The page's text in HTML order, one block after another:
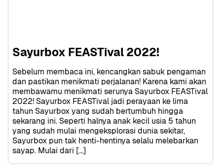
Sayurbox FEASTival 2022!
Sebelum membaca ini, kencangkan sabuk pengaman
dan pastikan menikmati perjalanan! Karena kami akan
membawamu menikmati serunya Sayurbox FEASTival
2022! Sayurbox FEASTival jadi perayaan ke lima
tahun Sayurbox yang sudah bertumbuh hingga
sekarang ini. Seperti halnya anak kecil usia 5 tahun
yang sudah mulai mengeksplorasi dunia sekitar,
Sayurbox pun tak henti-hentinya selalu melebarkan
sayap. Mulai dari […]